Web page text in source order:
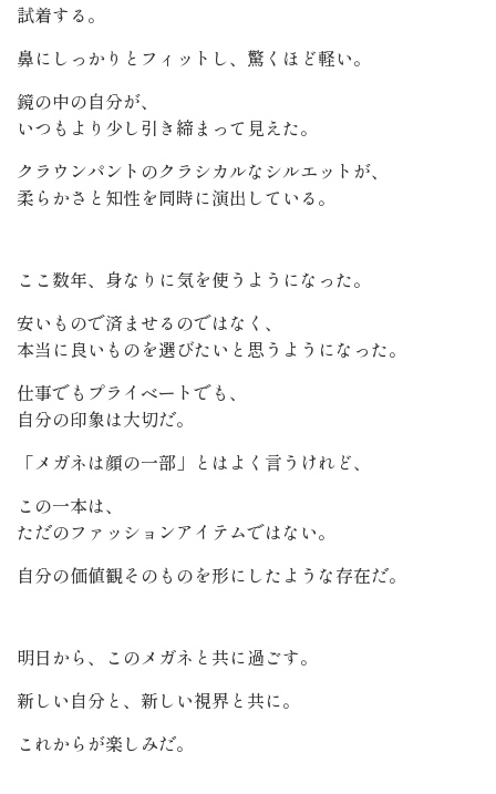
試着する。
鼻にしっかりとフィットし、驚くほど軽い。
鏡の中の自分が、
いつもより少し引き締まって見えた。
クラウンパントのクラシカルなシルエットが、
柔らかさと知性を同時に演出している。
ここ数年、身なりに気を使うようになった。
安いもので済ませるのではなく、
本当に良いものを選びたいと思うようになった。
仕事でもプライベートでも、
自分の印象は大切だ。
「メガネは顔の一部」とはよく言うけれど、
この一本は、
ただのファッションアイテムではない。
自分の価値観そのものを形にしたような存在だ。
明日から、このメガネと共に過ごす。
新しい自分と、新しい視界と共に。
これからが楽しみだ。